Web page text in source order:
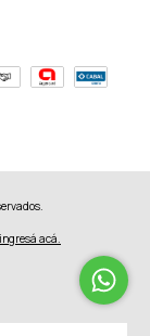
ingresá acá.